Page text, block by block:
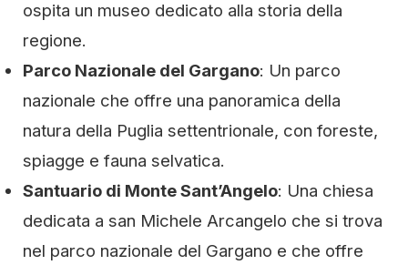
ospita un museo dedicato alla storia della
regione.
Parco Nazionale del Gargano: Un parco
nazionale che offre una panoramica della
natura della Puglia settentrionale, con foreste,
spiagge e fauna selvatica.
Santuario di Monte Sant’Angelo: Una chiesa
dedicata a san Michele Arcangelo che si trova
nel parco nazionale del Gargano e che offre